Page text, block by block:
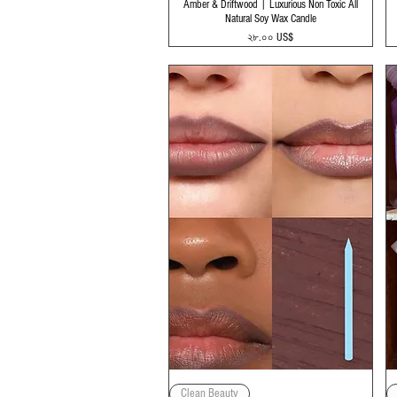
Amber & Driftwood | Luxurious Non Toxic All
Natural Soy Wax Candle
Price
২৮.০০ US$
Quick View
Clean Beauty